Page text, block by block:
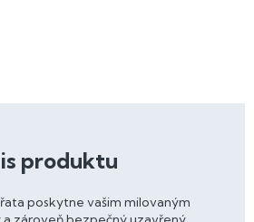
produktu
poskytne vašim milovaným